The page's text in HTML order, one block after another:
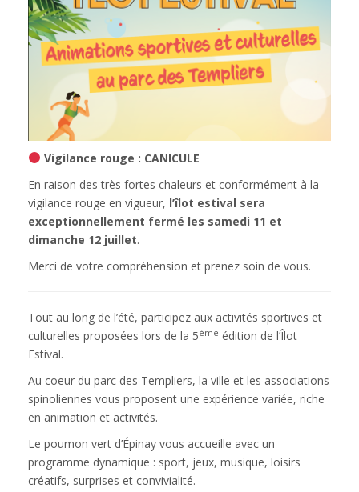
Vigilance rouge : CANICULE
En raison des très fortes chaleurs et conformément à la
vigilance rouge en vigueur, l’îlot estival sera
exceptionnellement fermé les samedi 11 et
dimanche 12 juillet.
Merci de votre compréhension et prenez soin de vous.
Tout au long de l’été, participez aux activités sportives et
culturelles proposées lors de la 5ème édition de l’Îlot
Estival.
Au coeur du parc des Templiers, la ville et les associations
spinoliennes vous proposent une expérience variée, riche
en animation et activités.
Le poumon vert d’Épinay vous accueille avec un
programme dynamique : sport, jeux, musique, loisirs
créatifs, surprises et convivialité.